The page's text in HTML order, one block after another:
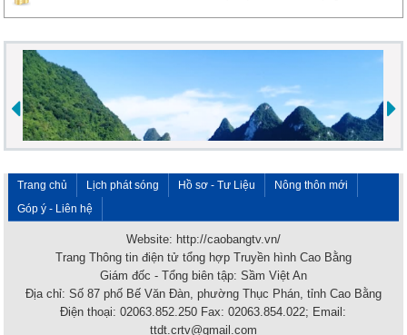
Trang chủ Lịch phát sóng Hồ sơ - Tư Liệu
Nông thôn mới
Góp ý - Liên hệ
Website: http://caobangtv.vn/
Trang Thông tin điện tử tổng hợp Truyền hình Cao Bằng
Giám đốc - Tổng biên tập: Sầm Việt An
Địa chỉ: Số 87 phố Bế Văn Đàn, phường Thục Phán, tỉnh Cao Bằng
Điện thoại: 02063.852.250 Fax: 02063.854.022; Email:
ttdt.crtv@gmail.com